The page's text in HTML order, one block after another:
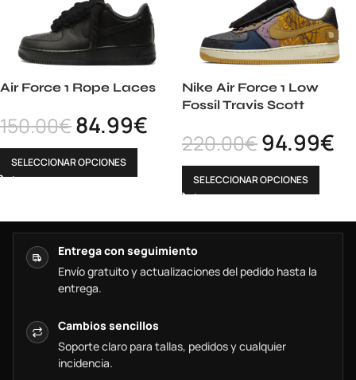
Air Force 1 Rope Laces
150.00€84.99€
SELECCIONAR OPCIONES
Nike Air Force 1 Low
Fossil Travis Scott
220.00€94.99€
SELECCIONAR OPCIONES
Entrega con seguimiento
Envío gratuito y actualizaciones del pedido hasta la
entrega.
Cambios sencillos
Soporte claro para tallas, pedidos y cualquier
incidencia.